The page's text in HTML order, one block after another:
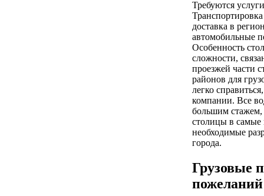
Требуются
доставка в
автомобильные
Особенность
сложности,
проезжей части
районов для
легко
компании. Все
большим стажем,
столицы в самые
необходимые
города.
Грузовые